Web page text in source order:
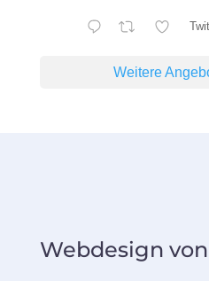
Weitere
Webdesign